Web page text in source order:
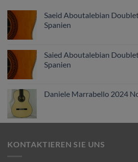
Saeid Aboutalebian
Spanien
Saied Aboutalebian
Spanien
Daniele Marrabello 2024
KONTAKTIEREN SIE UNS